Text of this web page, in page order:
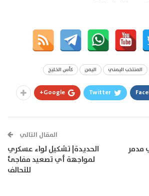
المنتخب اليمني اليمن كأس الخليج
Twitter
Google+
مدمر
المقال التالي
الحديدة| تشكيل لواء عسكري
لمواجهة أي تصعيد مفاجئ
للتحالف